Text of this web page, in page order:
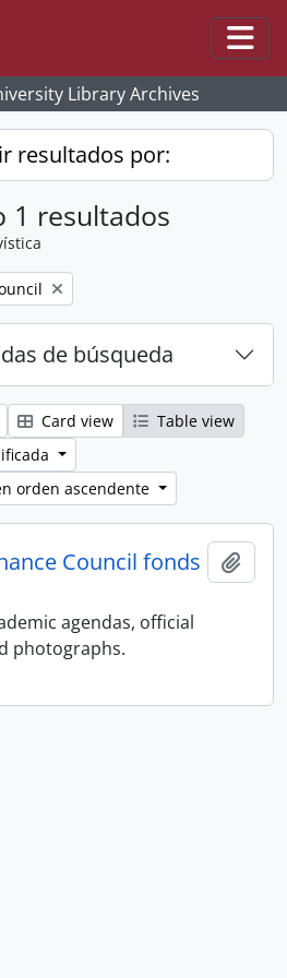
Library Archives
resultados por:
1 resultados
de búsqueda
Card view
Table view
orden ascendente
Council fonds
agendas, official
photographs.